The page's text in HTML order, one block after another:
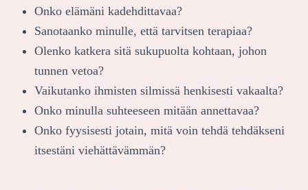
Onko elämäni kadehdittavaa?
Sanotaanko minulle, että tarvitsen terapiaa?
Olenko katkera sitä sukupuolta kohtaan, johon
tunnen vetoa?
Vaikutanko ihmisten silmissä henkisesti vakaalta?
Onko minulla suhteeseen mitään annettavaa?
Onko fyysisesti jotain, mitä voin tehdä tehdäkseni
itsestäni viehättävämmän?